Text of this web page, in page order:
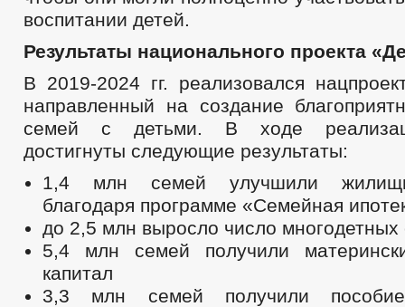
воспитании детей.
Результаты национального проекта
В 2019-2024 гг. реализовался
направленный на создание
семей с детьми. В ходе
достигнуты следующие результаты:
1,4 млн семей улучшили
благодаря программе «Семейная
до 2,5 млн выросло число многодетных
5,4 млн семей получили
капитал
3,3 млн семей получили